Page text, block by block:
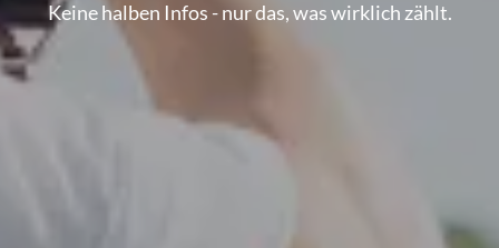
Keine halben Infos - nur das, was wirklich zählt.